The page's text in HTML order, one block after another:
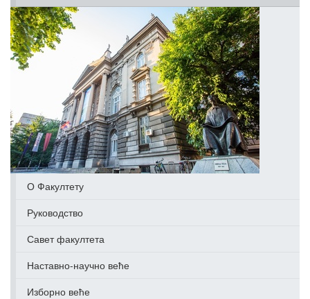
О Факултету
Руководство
Савет факултета
Наставно-научно веће
Изборно веће